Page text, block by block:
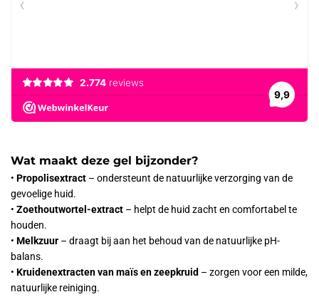
Wat maakt deze gel bijzonder?
• Propolisextract – ondersteunt de natuurlijke verzorging van de
gevoelige huid.
• Zoethoutwortel-extract – helpt de huid zacht en comfortabel te
houden.
• Melkzuur – draagt bij aan het behoud van de natuurlijke pH-
balans.
• Kruidenextracten van maïs en zeepkruid – zorgen voor een milde,
natuurlijke reiniging.